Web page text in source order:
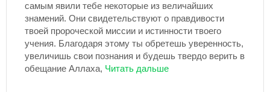
самым явили тебе некоторые из величайших
знамений. Они свидетельствуют о правдивости
твоей пророческой миссии и истинности твоего
учения. Благодаря этому ты обретешь уверенность,
увеличишь свои познания и будешь твердо верить в
обещание Аллаха,